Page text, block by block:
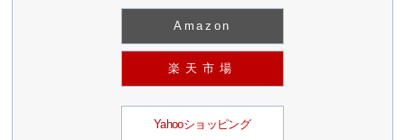
Amazon
楽天市場
Yahooショッピング